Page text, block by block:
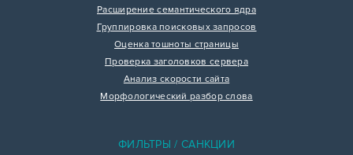
Расширение семантического ядра
Группировка поисковых запросов
Оценка тошноты страницы
Проверка заголовков сервера
Анализ скорости сайта
Морфологический разбор слова
ФИЛЬТРЫ / САНКЦИИ